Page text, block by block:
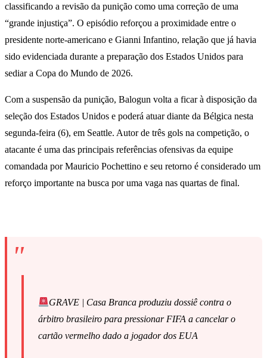
classificando a revisão da punição como uma correção de uma
“grande injustiça”. O episódio reforçou a proximidade entre o
presidente norte-americano e Gianni Infantino, relação que já havia
sido evidenciada durante a preparação dos Estados Unidos para
sediar a Copa do Mundo de 2026.
Com a suspensão da punição, Balogun volta a ficar à disposição da
seleção dos Estados Unidos e poderá atuar diante da Bélgica nesta
segunda-feira (6), em Seattle. Autor de três gols na competição, o
atacante é uma das principais referências ofensivas da equipe
comandada por Mauricio Pochettino e seu retorno é considerado um
reforço importante na busca por uma vaga nas quartas de final.
GRAVE | Casa Branca produziu dossiê contra o
árbitro brasileiro para pressionar FIFA a cancelar o
cartão vermelho dado a jogador dos EUA